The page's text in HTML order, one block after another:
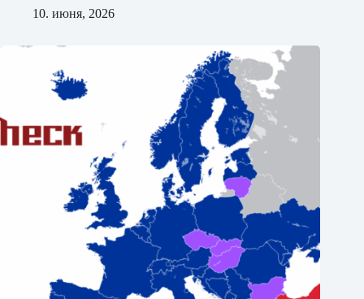
10. июня, 2026